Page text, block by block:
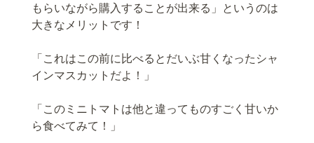
もらいながら購入することが出来る」というのは
大きなメリットです！
「これはこの前に比べるとだいぶ甘くなったシャ
インマスカットだよ！」
「このミニトマトは他と違ってものすごく甘いか
ら食べてみて！」